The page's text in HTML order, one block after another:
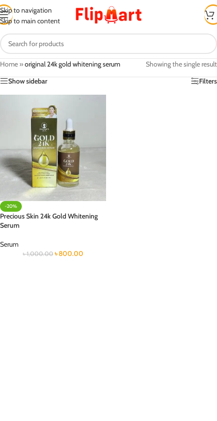
Skip to navigation
Skip to main content
Home »original 24k gold whitening serum
Showing the single result
Show sidebar
Filters
-20%
Precious Skin 24k Gold Whitening
Serum
Serum
৳1,000.00 ৳800.00